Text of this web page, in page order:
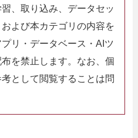
、取り込み、データセッ
よび本カテゴリの内容を
リ・データベース・AIツ
を禁止します。なお、個
として閲覧することは問